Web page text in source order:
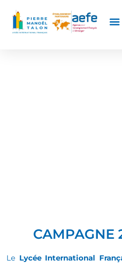
CAMPAGNE
Le Lycée International